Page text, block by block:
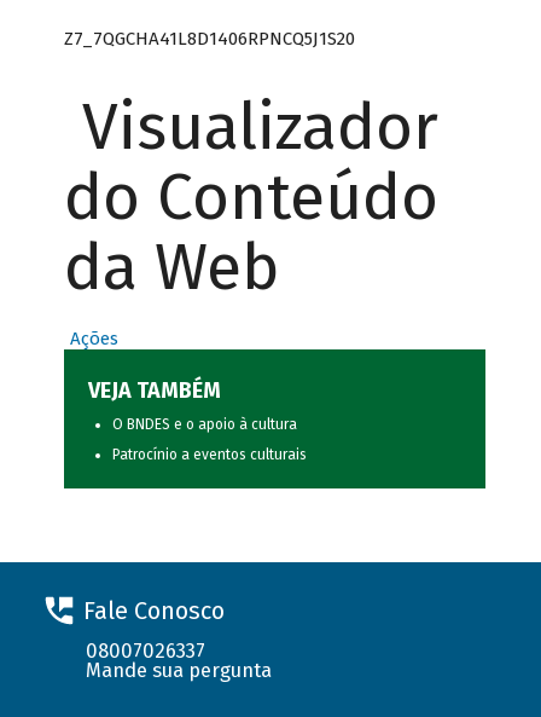
Z7_7QGCHA41L8D1406RPNCQ5J1S20
Visualizador
do Conteúdo
da Web
Ações
VEJA TAMBÉM
O BNDES e o apoio à cultura
Patrocínio a eventos culturais
Fale Conosco
08007026337
Mande sua pergunta